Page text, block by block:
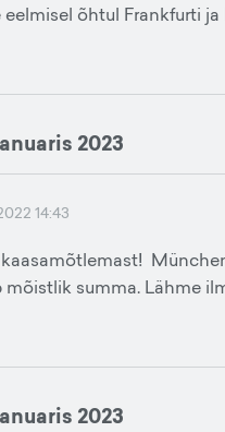
õhtul Frankfurti
2023
14:43
summa. Lähme
2023